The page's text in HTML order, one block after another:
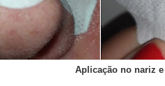
Aplicação no nariz